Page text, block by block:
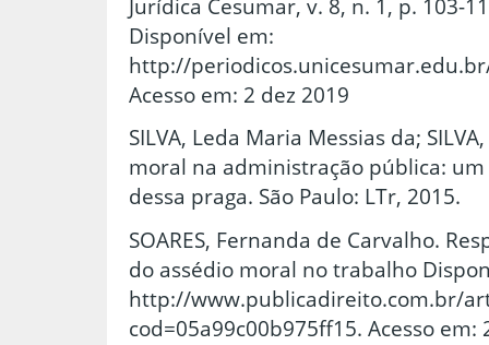
Disponível em:
http://
Acesso em: 2 dez 2019
SILVA, Leda Maria Messias da;
moral na administração pública:
dessa praga. São Paulo: LTr, 2015.
SOARES, Fernanda de Carvalho.
do assédio moral no trabalho
http://www.publicadireito.com.br/
cod=05a99c00b975ff15. Acesso em: